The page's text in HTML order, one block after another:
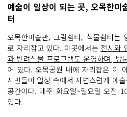
예술이 일상이 되는 곳, 오목한
터
오목한미술관, 그림쉼터, 식물쉼터는
로 자리잡고 있다. 이곳에서는 전시와
과 반려식물 프로그램도 운영하며, 방
어 있다. 오목공원 내에 자리잡은 이
시민들이 일상 속에서 자연스럽게 예
공간이다. 매주 화요일~일요일 오전
있다.